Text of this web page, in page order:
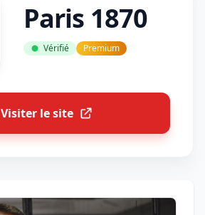
Paris 1870
Vérifié Premium
Visiter le site